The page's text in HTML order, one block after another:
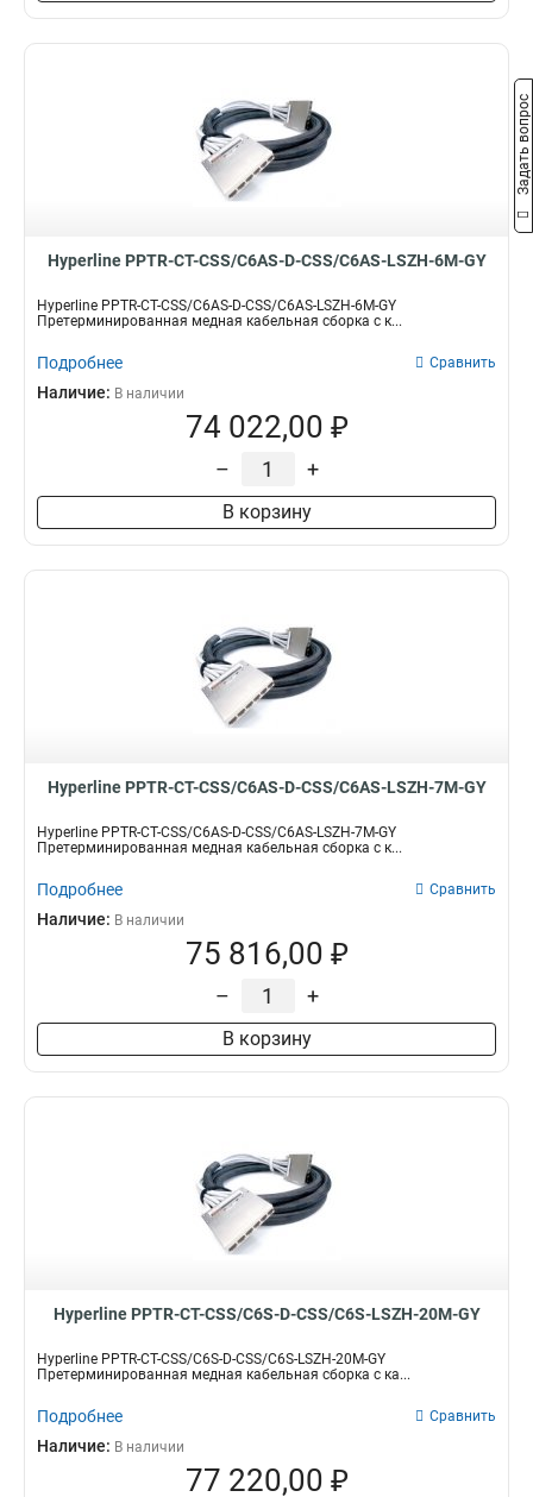
Hyperline PPTR-CT-CSS/C6AS-D-CSS/C6AS-LSZH-6M-GY
Hyperline PPTR-CT-CSS/C6AS-D-CSS/C6AS-LSZH-6M-GY
Претерминированная медная кабельная сборка с к...
Подробнее Сравнить
Наличие: В наличии
74 022,00 ₽
– +
В корзину
Hyperline PPTR-CT-CSS/C6AS-D-CSS/C6AS-LSZH-7M-GY
Hyperline PPTR-CT-CSS/C6AS-D-CSS/C6AS-LSZH-7M-GY
Претерминированная медная кабельная сборка с к...
Подробнее Сравнить
Наличие: В наличии
75 816,00 ₽
– +
В корзину
Hyperline PPTR-CT-CSS/C6S-D-CSS/C6S-LSZH-20M-GY
Hyperline PPTR-CT-CSS/C6S-D-CSS/C6S-LSZH-20M-GY
Претерминированная медная кабельная сборка с ка...
Подробнее Сравнить
Наличие: В наличии
77 220,00 ₽
Задать вопрос